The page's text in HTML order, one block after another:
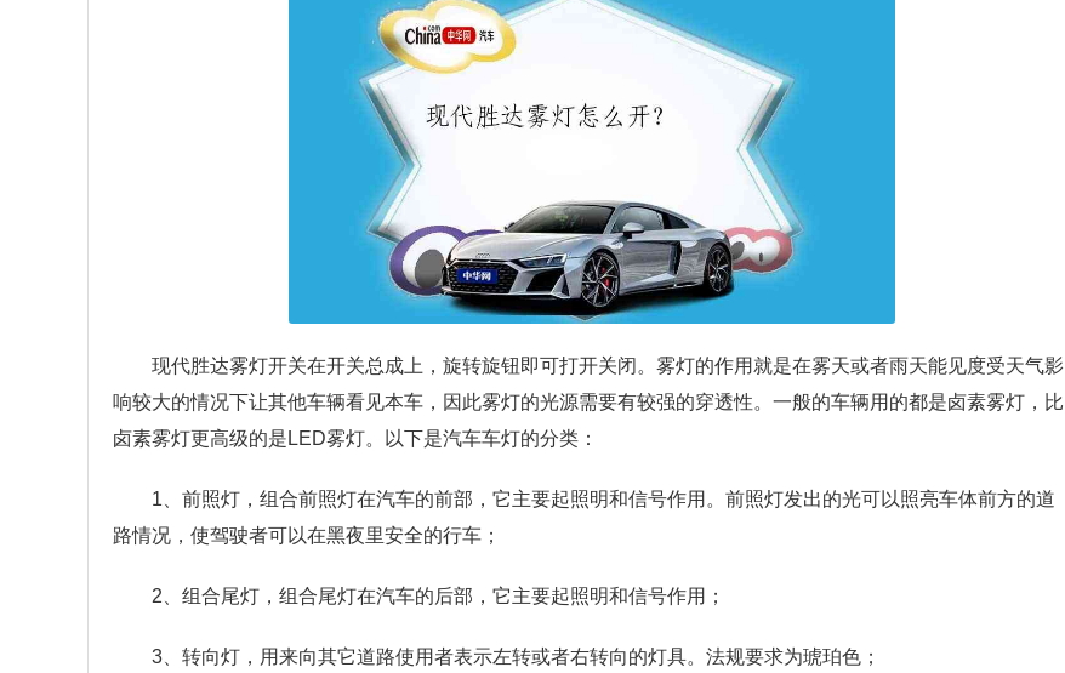
现代胜达雾灯开关在开关总成上，旋转旋钮即可打开关闭。雾灯的作用就是在雾天或者雨天能见度受天气影
响较大的情况下让其他车辆看见本车，因此雾灯的光源需要有较强的穿透性。一般的车辆用的都是卤素雾灯，比
卤素雾灯更高级的是LED雾灯。以下是汽车车灯的分类：
1、前照灯，组合前照灯在汽车的前部，它主要起照明和信号作用。前照灯发出的光可以照亮车体前方的道
路情况，使驾驶者可以在黑夜里安全的行车；
2、组合尾灯，组合尾灯在汽车的后部，它主要起照明和信号作用；
3、转向灯，用来向其它道路使用者表示左转或者右转向的灯具。法规要求为琥珀色；